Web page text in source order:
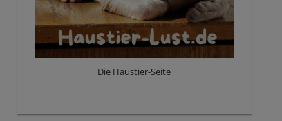
Die Haustier-Seite